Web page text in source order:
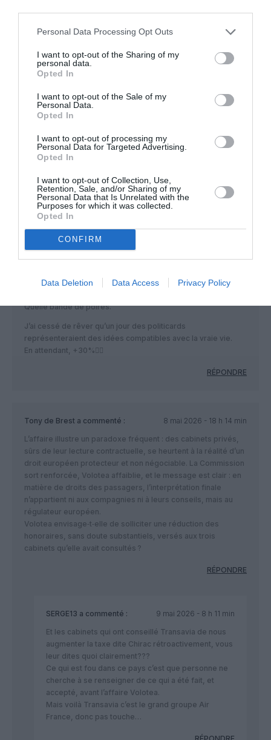
Personal Data Processing Opt Outs
I want to opt-out of the Sharing of my
personal data.
Opted In
I want to opt-out of the Sale of my
Personal Data.
Opted In
I want to opt-out of processing my
Personal Data for Targeted Advertising.
Opted In
I want to opt-out of Collection, Use,
Retention, Sale, and/or Sharing of my
Personal Data that Is Unrelated with the
Purposes for which it was collected.
Opted In
CONFIRM
Data Deletion Data Access Privacy Policy
être assimilé à un cas de force majeure…
carburant reste un aléa prévisible.
D’ailleurs, il existe la possibilité pour une
compagnie de s’en prémunir par des
(fixation de prix à l’avance) Elle ne peut pas
réoactivement changer ses prix de vente .
mais ça me parait logique …
Anna Stazzi
Ha ha ha !
s’irriter.
Quelle bande de poires.
J’ai cessé de rêver qu’un jour des politicards
représenteraient des idées compatibles avec la vraie vie.
En attendant, +30%👎🏻
RÉPONDRE
Tony de Brest a commenté :
8 mai 2026 - 18 h 14 min
L’affaire illustre un paradoxe fréquent : des cabinets privés,
sûrs de leur lecture contractuelle, se heurtent à la réalité d’un
droit européen protecteur et non négociable. La Commission
sort renforcée, Volotea affaiblie, et le message est clair : en
matière de droits des passagers, l’interprétation finale
n’appartient ni aux compagnies ni à leurs conseils, mais au
régulateur européen.
Volotea envisage‑t‑elle de solliciter une réduction des
honoraires, sans doute substantiels, versés aux trois
cabinets qu’elle avait consultés ?
RÉPONDRE
SERGE13 a commenté :
9 mai 2026 - 8 h 11 min
Et les cabinets qui ont conseillé Transavia de nous
augmenter la taxe dite Chirac rétroactivement, vous
leur dites quoi clairement???
Ce qui est fou dans ce pays c’est que personne ne
cherche à se renseigner de ce qui a été fait, et
accepté, avant l’affaire Volotea.
Mais voilà Transavia c’est le grand groupe Air
France, donc pas touche…